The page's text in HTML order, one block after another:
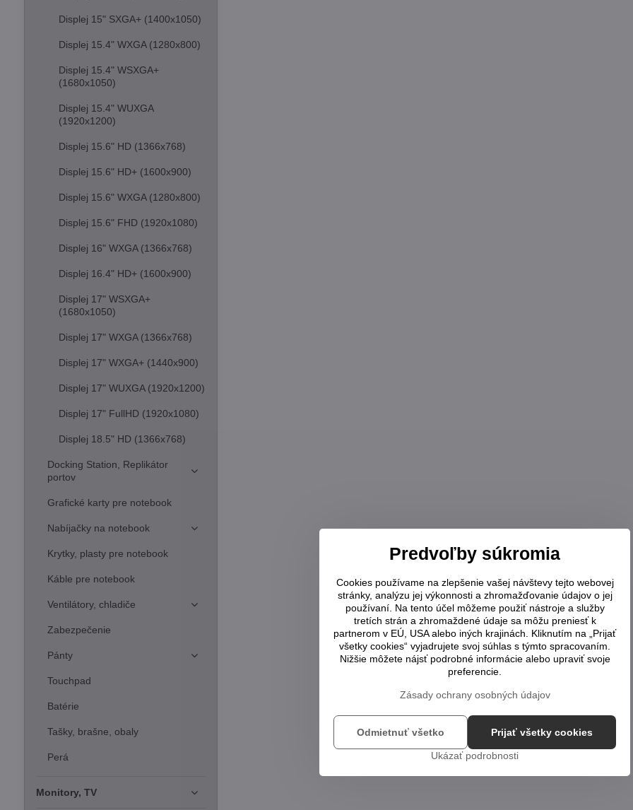
Displej 15" SXGA+ (1400x1050)
Displej 15.4" WXGA (1280x800)
Displej 15.4" WSXGA+
(1680x1050)
Displej 15.4" WUXGA
(1920x1200)
Displej 15.6" HD (1366x768)
Displej 15.6" HD+ (1600x900)
Displej 15.6" WXGA (1280x800)
Displej 15.6" FHD (1920x1080)
Displej 16" WXGA (1366x768)
Displej 16.4" HD+ (1600x900)
Displej 17" WSXGA+
(1680x1050)
Displej 17" WXGA (1366x768)
Displej 17" WXGA+ (1440x900)
Displej 17" WUXGA (1920x1200)
Displej 17" FullHD (1920x1080)
Displej 18.5" HD (1366x768)
Docking Station, Replikátor
portov
Grafické karty pre notebook
Nabíjačky na notebook
Krytky, plasty pre notebook
Káble pre notebook
Ventilátory, chladiče
Zabezpečenie
Pánty
Touchpad
Batérie
Tašky, brašne, obaly
Perá
Monitory, TV
Predvoľby súkromia
Cookies používame na zlepšenie vašej návštevy tejto webovej
stránky, analýzu jej výkonnosti a zhromažďovanie údajov o jej
používaní. Na tento účel môžeme použiť nástroje a služby
tretích strán a zhromaždené údaje sa môžu preniesť k
partnerom v EÚ, USA alebo iných krajinách. Kliknutím na „Prijať
všetky cookies“ vyjadrujete svoj súhlas s týmto spracovaním.
Nižšie môžete nájsť podrobné informácie alebo upraviť svoje
preferencie.
Zásady ochrany osobných údajov
Ukázať podrobnosti
Prijať všetky cookies
Odmietnuť všetko